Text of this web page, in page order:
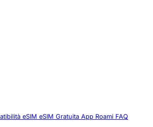
eSIM eSIM Gratuita App Roami FAQ